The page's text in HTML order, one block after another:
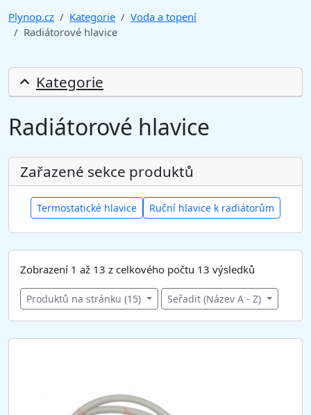
Plynop.cz Kategorie
Voda a topení
Radiátorové hlavice
Kategorie
Radiátorové hlavice
Zařazené sekce produktů
Termostatické hlavice Ruční hlavice k radiátorům
Zobrazení 1 až 13 z celkového počtu 13 výsledků
Produktů na stránku (15) Seřadit (Název A - Z)